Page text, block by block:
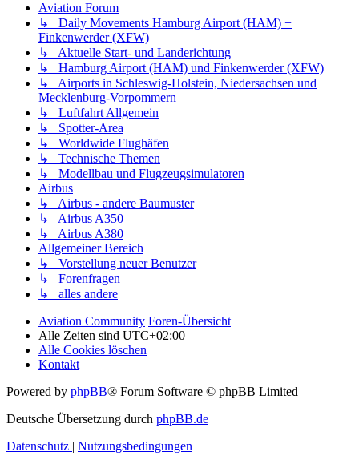
Aviation Forum
↳ Daily Movements Hamburg Airport (HAM) +
Finkenwerder (XFW)
↳ Aktuelle Start- und Landerichtung
↳ Hamburg Airport (HAM) und Finkenwerder (XFW)
↳ Airports in Schleswig-Holstein, Niedersachsen und
Mecklenburg-Vorpommern
↳ Luftfahrt Allgemein
↳ Spotter-Area
↳ Worldwide Flughäfen
↳ Technische Themen
↳ Modellbau und Flugzeugsimulatoren
Airbus
↳ Airbus - andere Baumuster
↳ Airbus A350
↳ Airbus A380
Allgemeiner Bereich
↳ Vorstellung neuer Benutzer
↳ Forenfragen
↳ alles andere
Aviation Community Foren-Übersicht
Alle Zeiten sind UTC+02:00
Alle Cookies löschen
Kontakt
Powered by phpBB® Forum Software © phpBB Limited
Deutsche Übersetzung durch phpBB.de
Datenschutz | Nutzungsbedingungen